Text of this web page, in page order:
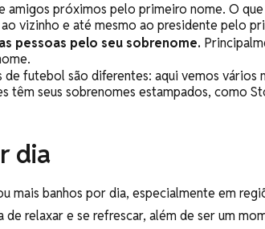
amigos próximos pelo primeiro nome. O
vizinho e até mesmo ao presidente pelo
pessoas pelo seu sobrenome.
de futebol são diferentes: aqui vemos vários
têm seus sobrenomes estampados, como
dia
banhos por dia, especialmente em
relaxar e se refrescar, além de ser um